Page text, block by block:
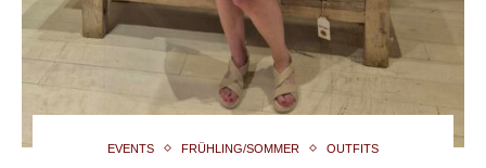
EVENTS FRÜHLING/SOMMER OUTFITS